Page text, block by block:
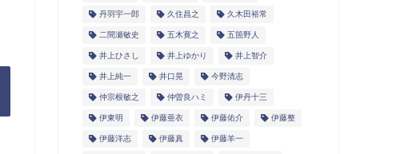
丹羽宇一郎 久住昌之 久木田裕常
二間瀬敏史 五木寛之 五箇野人
井上ひさし 井上ゆかり 井上智介
井上純一 井口晃 今野清志
仲宗根敏之 仲曽良ハミ 伊丹十三
伊東明 伊藤亜衣 伊藤佑介 伊藤整
伊藤洋志 伊藤真 伊藤羊一